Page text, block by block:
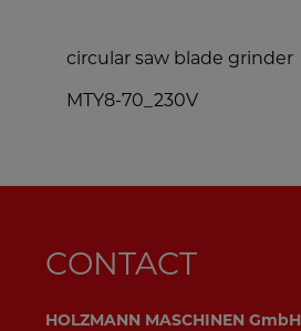
circular saw blade grinder
MTY8-70_230V
CONTACT
HOLZMANN MASCHINEN GmbH